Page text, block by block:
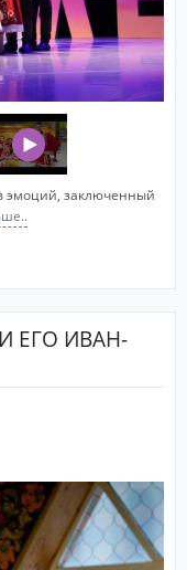
эмоций, заключенный
ЕГО ИВАН-